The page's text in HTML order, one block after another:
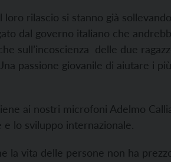
loro rilascio si stanno già
dal governo italiano che
sull’incoscienza delle due
passione giovanile di aiutare i
ai nostri microfoni Adelmo
e lo sviluppo internazionale.
la vita delle persone non ha